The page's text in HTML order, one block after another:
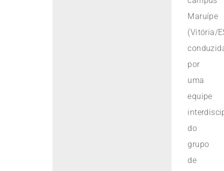
Maruípe
(Vitória/
por
uma
equipe
do
grupo
de